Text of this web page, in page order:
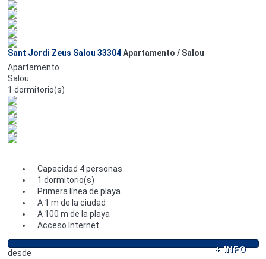
Sant Jordi Zeus Salou 33304 Apartamento / Salou
Apartamento
Salou
1 dormitorio(s)
Capacidad 4 personas
1 dormitorio(s)
Primera línea de playa
A 1 m de la ciudad
A 100 m de la playa
Acceso Internet
+ INFO
desde